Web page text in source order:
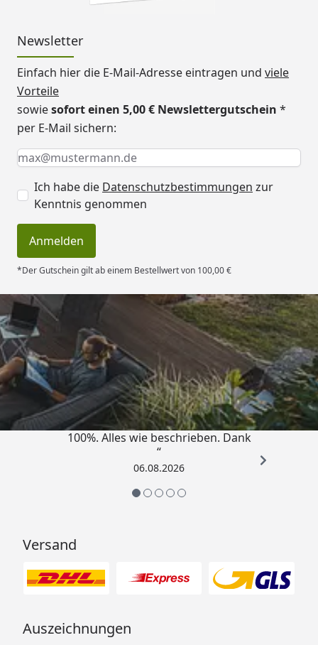
Newsletter
Einfach hier die E-Mail-Adresse eintragen und viele
Vorteile
sowiesofort einen 5,00 € Newslettergutschein *
per E-Mail sichern:
Keine Eingabe erforderlich
Eingabe erforderlich
E-Mail *
Ich habe die Datenschutzbestimmungen zur
Kenntnis genommen
Anmelden
*Der Gutschein gilt ab einem Bestellwert von 100,00 €
Trusted Shops
4,83/ 5
„Super schnell gelifert. Ware passt
100%. Alles wie beschrieben. Dank
“
06.08.2026
Versand
Auszeichnungen